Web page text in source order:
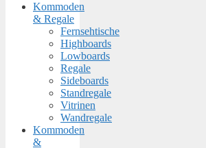
Kommoden
& Regale
Fernsehtische
Highboards
Lowboards
Regale
Sideboards
Standregale
Vitrinen
Wandregale
Kommoden
&